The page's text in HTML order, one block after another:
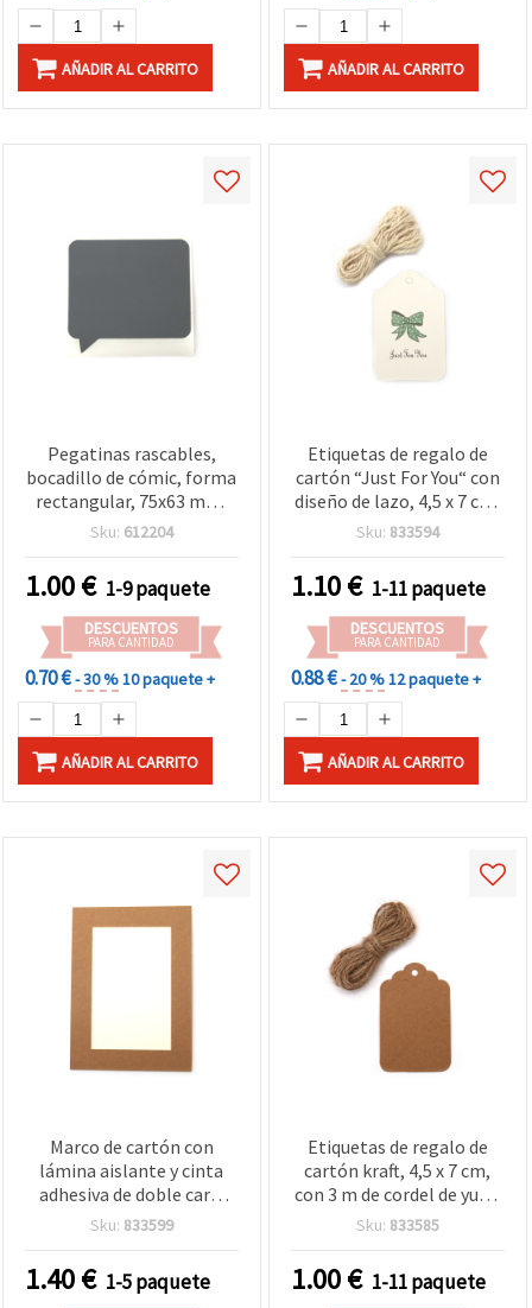
AÑADIR AL CARRITO AÑADIR AL CARRITO
Pegatinas rascables,
bocadillo de cómic, forma
rectangular, 75x63 mm,
color plata - 5 uds
Sku: 612204
1.00€ 1-9 paquete
DESCUENTOS
PARA CANTIDAD
0.70 €- 30 %10 paquete +
AÑADIR AL CARRITO
Etiquetas de regalo de
cartón “Just For You“ con
diseño de lazo, 4,5 x 7 cm,
12 uds. y 3 m de cordel
scrapbooking
Sku: 833594
1.10€ 1-11 paquete
DESCUENTOS
PARA CANTIDAD
0.88 €- 20 %12 paquete +
AÑADIR AL CARRITO
Marco de cartón con
lámina aislante y cinta
adhesiva de doble cara,
beige, medida exterior 19
Sku: 833599
1.40€ 1-5 paquete
Etiquetas de regalo de
cartón kraft, 4,5 x 7 cm,
con 3 m de cordel de yute,
set de 12 piezas
Sku: 833585
1.00€ 1-11 paquete